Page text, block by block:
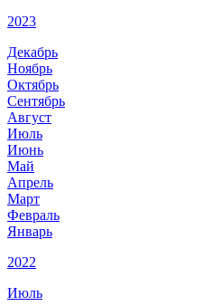
2023
Декабрь
Ноябрь
Октябрь
Сентябрь
Август
Июль
Июнь
Май
Апрель
Март
Февраль
Январь
2022
Июль